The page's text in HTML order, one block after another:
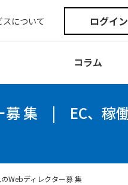
コラム
スについて ログイン
募 集 | EC、稼
Webディレクター募 集